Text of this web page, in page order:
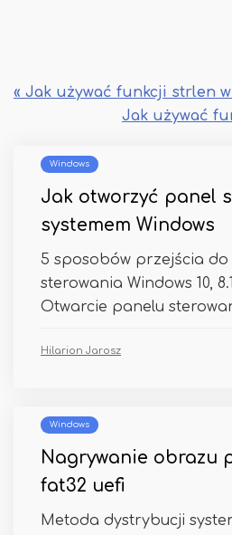
« Jak używać funkcji strlen w
Jak używać
Windows
Jak otworzyć panel
systemem Windows
5 sposobów przejścia do
sterowania Windows 10,
Otwarcie panelu
Hilarion Jarosz
Windows
Nagrywanie obrazu
fat32 uefi
Metoda dystrybucji